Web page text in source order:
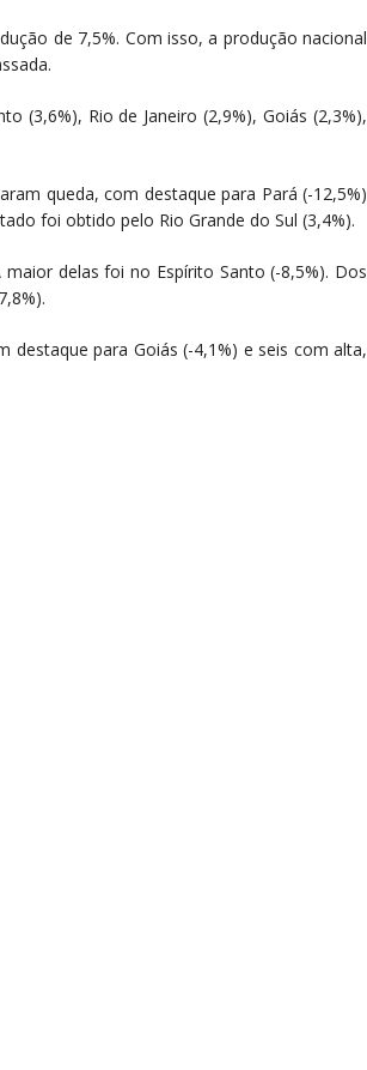
de 7,5%. Com isso, a produção nacional
(3,6%), Rio de Janeiro (2,9%), Goiás (2,3%),
queda, com destaque para Pará (-12,5%)
foi obtido pelo Rio Grande do Sul (3,4%).
delas foi no Espírito Santo (-8,5%). Dos
destaque para Goiás (-4,1%) e seis com alta,